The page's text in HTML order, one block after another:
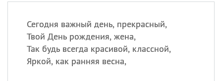
Сегодня важный день, прекрасный,
Твой День рождения, жена,
Так будь всегда красивой, классной,
Яркой, как ранняя весна,